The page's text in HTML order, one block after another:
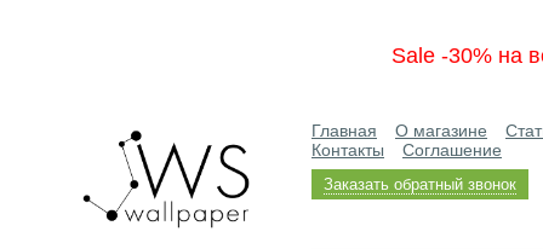
Sale -30% на
Главная О магазине
Контакты
Соглашение
Заказать обратный звонок